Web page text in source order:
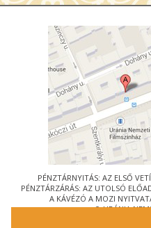
PÉNZTÁRNYITÁS: AZ ELSŐ
PÉNZTÁRZÁRÁS: AZ UTOLSÓ
A KÁVÉZÓ A MOZI
© URÁNIA